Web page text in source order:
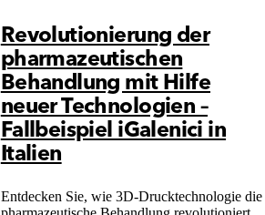
Revolutionierung der
pharmazeutischen
Behandlung mit Hilfe
neuer Technologien –
Fallbeispiel iGalenici in
Italien
Entdecken Sie, wie 3D-Drucktechnologie die